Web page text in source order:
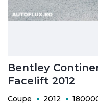
Bentley
Facelift 2012
Coupe 2012